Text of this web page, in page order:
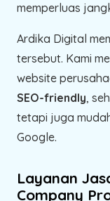
memperluas
Ardika Digital
tersebut. Kami
website
SEO-friendly,
tetapi juga
Google.
Layanan
Company